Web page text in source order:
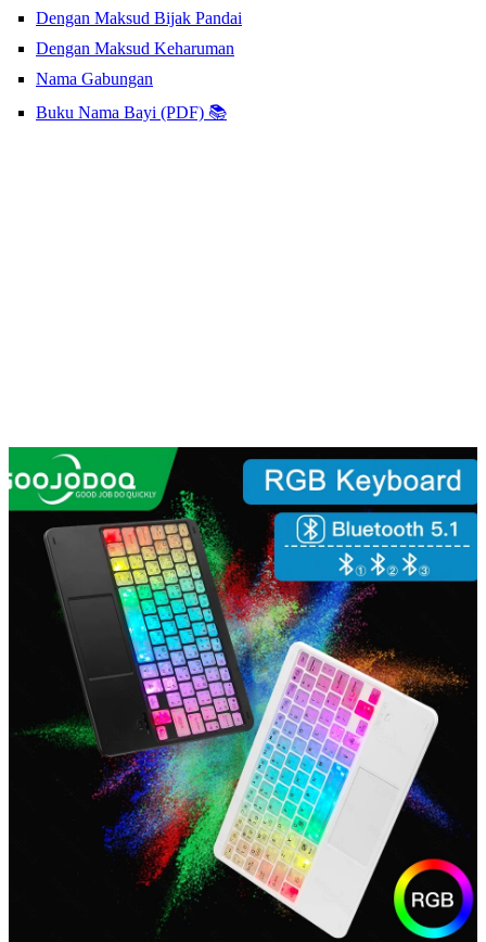
Dengan Maksud Bijak Pandai
Dengan Maksud Keharuman
Nama Gabungan
Buku Nama Bayi (PDF) 📚